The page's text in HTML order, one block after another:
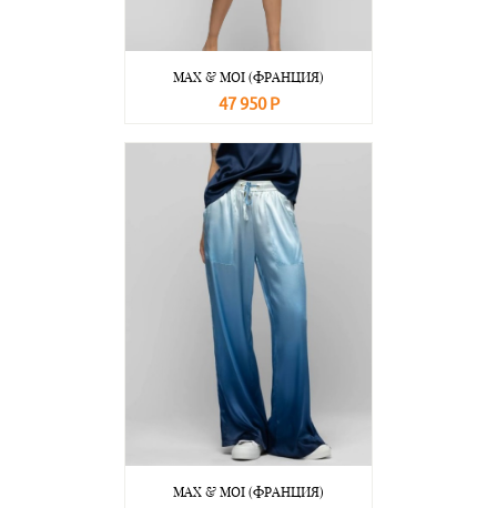
MAX & MOI (ФРАНЦИЯ)
47 950 Р
MAX & MOI (ФРАНЦИЯ)